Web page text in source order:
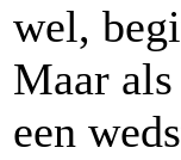
wel,
Maar
een